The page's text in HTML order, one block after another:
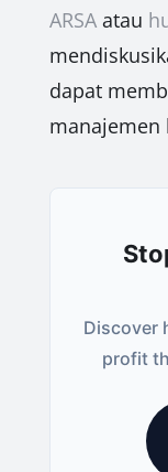
ARSAatau
dapat
manajemen
Discover
profit